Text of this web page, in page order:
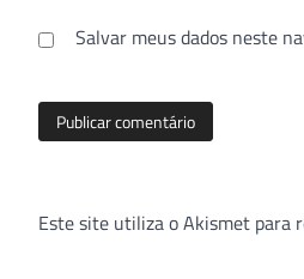
Salvar meus dados neste
Este site utiliza o Akismet para